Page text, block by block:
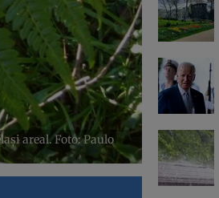
areal. Foto: Paulo